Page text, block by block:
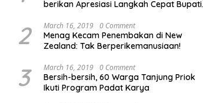
berikan Apresiasi Langkah Cepat Bupati
2 March 16, 2019 0 Comment
Menag Kecam Penembakan di New
Zealand: Tak Berperikemanusiaan!
3 March 16, 2019 0 Comment
Bersih-bersih, 60 Warga Tanjung Priok
Ikuti Program Padat Karya